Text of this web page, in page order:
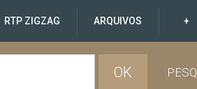
RTP ZIGZAG ARQUIVOS +
OK